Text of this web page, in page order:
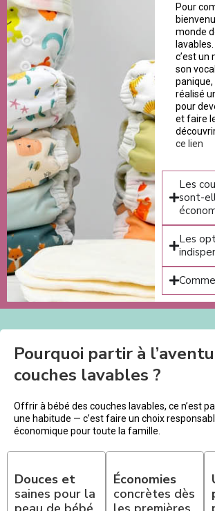
Pour
monde
c’est un
son
panique,
réalisé
pour
et faire
ce lien
Les
sont-
Les
Pourquoi partir à
couches lavables ?
Offrir à bébé des couches lavables, ce n’est
une habitude — c’est faire un choix
économique pour toute la famille.
Douces et
saines pour la
Économies
concrètes dès